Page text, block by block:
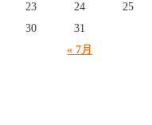
« 7月
23
24 25
30
31